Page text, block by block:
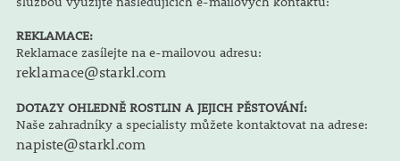
REKLAMACE:
Reklamace zasílejte na e-mailovou adresu:
reklamace@starkl.com
DOTAZY OHLEDNĚ ROSTLIN A JEJICH PĚSTOVÁNÍ:
Naše zahradníky a specialisty můžete kontaktovat na adrese:
napiste@starkl.com